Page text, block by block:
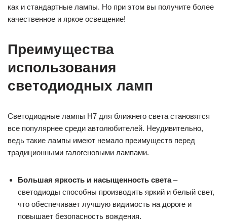
как и стандартные лампы. Но при этом вы получите более
качественное и яркое освещение!
Преимущества
использования
светодиодных ламп
Светодиодные лампы H7 для ближнего света становятся
все популярнее среди автолюбителей. Неудивительно,
ведь такие лампы имеют немало преимуществ перед
традиционными галогеновыми лампами.
Большая яркость и насыщенность света–
светодиоды способны производить яркий и белый свет,
что обеспечивает лучшую видимость на дороге и
повышает безопасность вождения.